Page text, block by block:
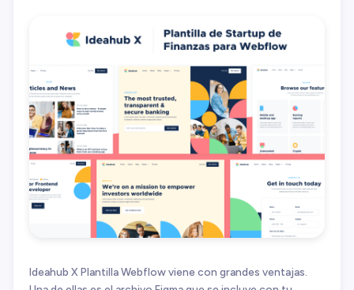
Ideahub X Plantilla Webflow viene con grandes ventajas.